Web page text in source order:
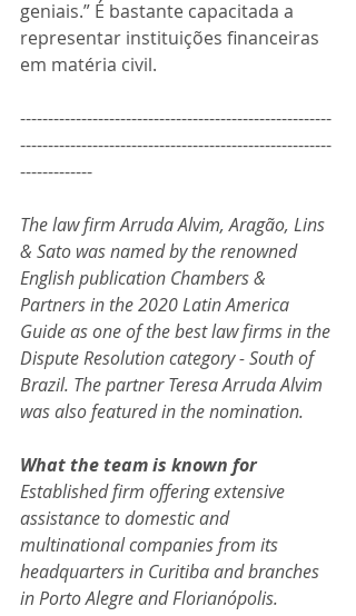
geniais.” É bastante capacitada a
representar instituições financeiras
em matéria civil.
--------------------------------------------------------
--------------------------------------------------------
-------------
The law firm Arruda Alvim, Aragão, Lins
& Sato was named by the renowned
English publication Chambers &
Partners in the 2020 Latin America
Guide as one of the best law firms in the
Dispute Resolution category - South of
Brazil. The partner Teresa Arruda Alvim
was also featured in the nomination.
What the team is known for
Established firm offering extensive
assistance to domestic and
multinational companies from its
headquarters in Curitiba and branches
in Porto Alegre and Florianópolis.